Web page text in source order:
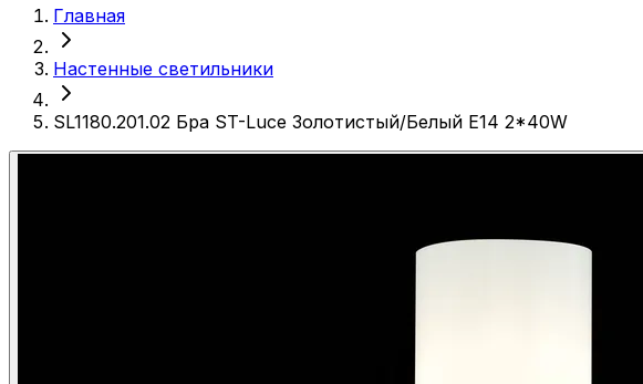
Главная
Настенные светильники
SL1180.201.02 Бра ST-Luce Золотистый/Белый E14 2*40W